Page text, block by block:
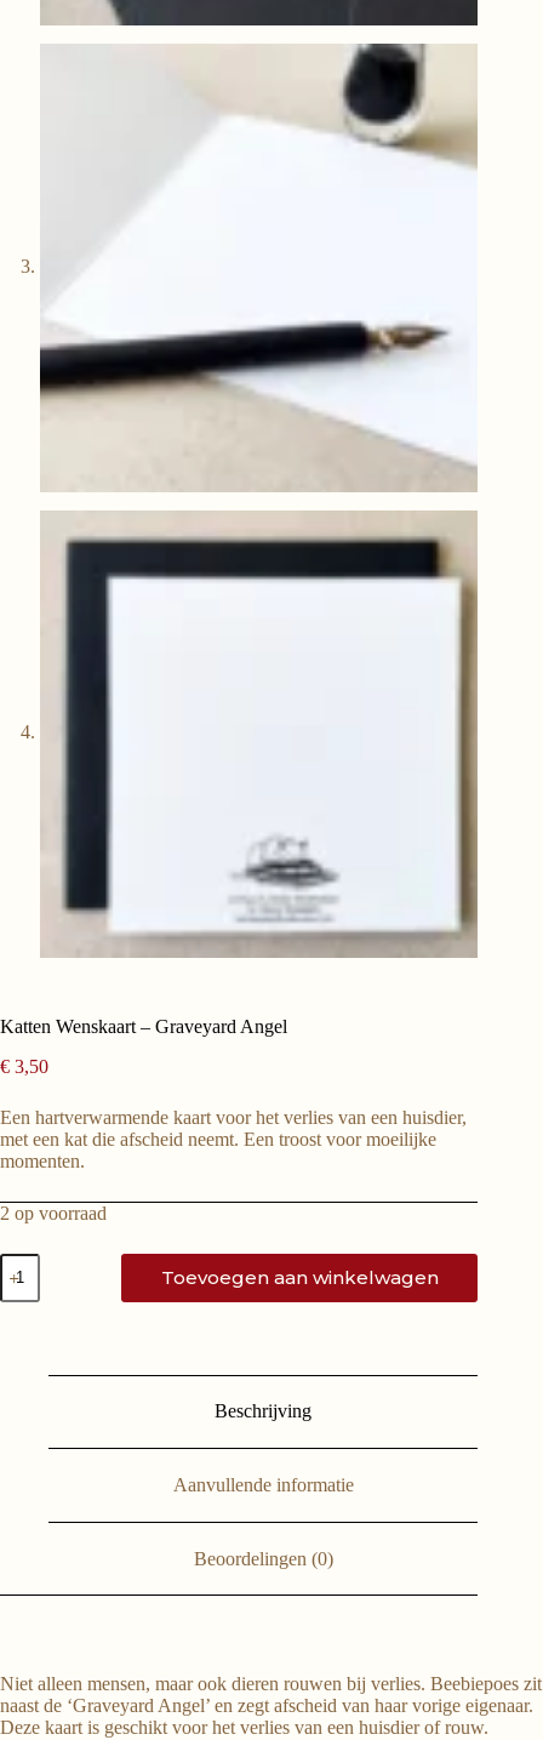
Katten Wenskaart – Graveyard Angel
€ 3,50
Een hartverwarmende kaart voor het verlies van een huisdier,
met een kat die afscheid neemt. Een troost voor moeilijke
momenten.
2 op voorraad
Toevoegen aan winkelwagen
Beschrijving
Aanvullende informatie
Beoordelingen (0)
Niet alleen mensen, maar ook dieren rouwen bij verlies. Beebiepoes zit
naast de ‘Graveyard Angel’ en zegt afscheid van haar vorige eigenaar.
Deze kaart is geschikt voor het verlies van een huisdier of rouw.